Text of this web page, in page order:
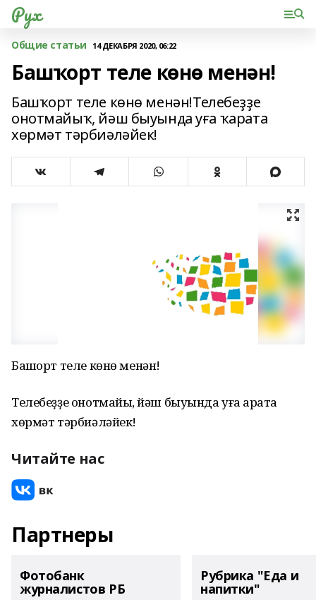
Рух
Общие статьи 14 ДЕКАБРЯ 2020, 06:22
Башҡорт теле көнө менән!
Башҡорт теле көнө менән!Телебеҙҙе
онотмайыҡ, йәш быуында уға ҡарата
хөрмәт тәрбиәләйек!
Башҡорт теле көнө менән!
Телебеҙҙе онотмайыҡ, йәш быуында уға ҡарата
хөрмәт тәрбиәләйек!
Читайте нас
Партнеры
Фотобанк
журналистов РБ
Рубрика "Еда и
напитки"